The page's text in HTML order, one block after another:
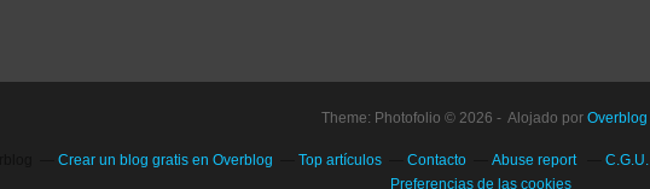
Theme: Photofolio © 2026 - Alojado por Overblog
Crear un blog gratis en Overblog Top artículos Contacto Abuse report C.G.U.
Preferencias de las cookies